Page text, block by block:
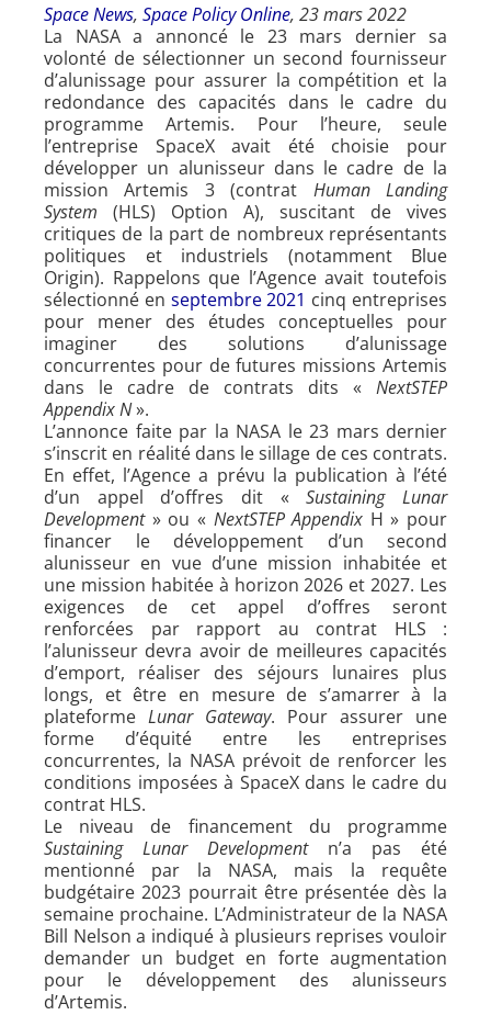
Space News, Space Policy Online, 23 mars 2022
La NASA a annoncé le 23 mars dernier sa
volonté de sélectionner un second fournisseur
d’alunissage pour assurer la compétition et la
redondance des capacités dans le cadre du
programme Artemis. Pour l’heure, seule
l’entreprise SpaceX avait été choisie pour
développer un alunisseur dans le cadre de la
mission Artemis 3 (contrat Human Landing
System (HLS) Option A), suscitant de vives
critiques de la part de nombreux représentants
politiques et industriels (notamment Blue
Origin). Rappelons que l’Agence avait toutefois
sélectionné en septembre 2021 cinq entreprises
pour mener des études conceptuelles pour
imaginer des solutions d’alunissage
concurrentes pour de futures missions Artemis
dans le cadre de contrats dits « NextSTEP
Appendix N».
L’annonce faite par la NASA le 23 mars dernier
s’inscrit en réalité dans le sillage de ces contrats.
En effet, l’Agence a prévu la publication à l’été
d’un appel d’offres dit «Sustaining Lunar
Development» ou « NextSTEP Appendix H » pour
financer le développement d’un second
alunisseur en vue d’une mission inhabitée et
une mission habitée à horizon 2026 et 2027. Les
exigences de cet appel d’offres seront
renforcées par rapport au contrat HLS :
l’alunisseur devra avoir de meilleures capacités
d’emport, réaliser des séjours lunaires plus
longs, et être en mesure de s’amarrer à la
plateforme Lunar Gateway. Pour assurer une
forme d’équité entre les entreprises
concurrentes, la NASA prévoit de renforcer les
conditions imposées à SpaceX dans le cadre du
contrat HLS.
Le niveau de financement du programme
Sustaining Lunar Development n’a pas été
mentionné par la NASA, mais la requête
budgétaire 2023 pourrait être présentée dès la
semaine prochaine. L’Administrateur de la NASA
Bill Nelson a indiqué à plusieurs reprises vouloir
demander un budget en forte augmentation
pour le développement des alunisseurs
d’Artemis.